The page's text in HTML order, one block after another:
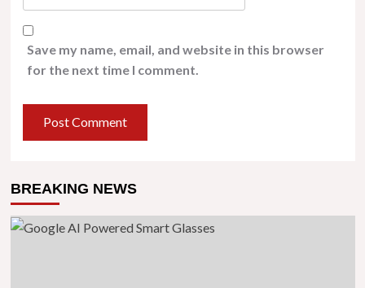
Save my name, email, and website in this browser
for the next time I comment.
BREAKING NEWS